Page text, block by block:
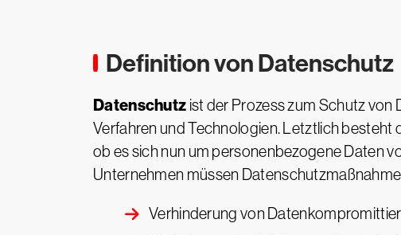
Definition von Datenschutz
Datenschutz ist der Prozess zum Schutz
Verfahren und Technologien. Letztlich besteht
ob es sich nun um personenbezogene Daten
Unternehmen müssen
Verhinderung von